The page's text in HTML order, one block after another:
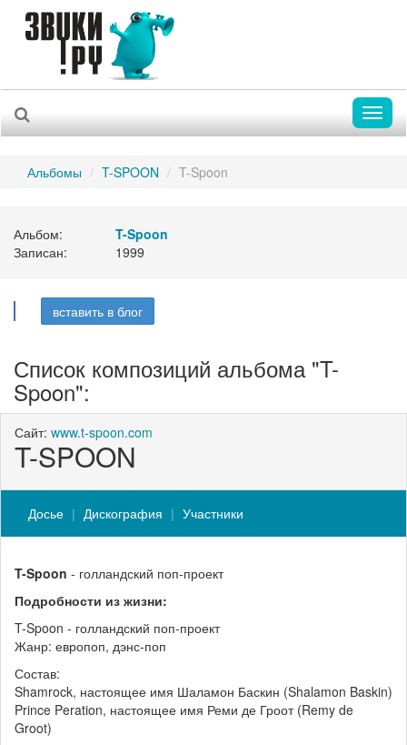
Альбомы T-SPOON T-Spoon
Альбом:
T-Spoon
Записан:
1999
вставить в блог
Список композиций альбома "T-
Spoon":
Сайт: www.t-spoon.com
T-SPOON
Досье Дискография Участники
T-Spoon - голландский поп-проект
Подробности из жизни:
T-Spoon - голландский поп-проект
Жанр: европоп, дэнс-поп
Состав:
Shamrock, настоящее имя Шаламон Баскин (Shalamon Baskin)
Prince Peration, настоящее имя Реми де Гроот (Remy de
Groot)